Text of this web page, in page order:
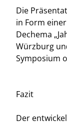
Die
in Form
Dechema
Würzburg
Symposium
Fazit
Der